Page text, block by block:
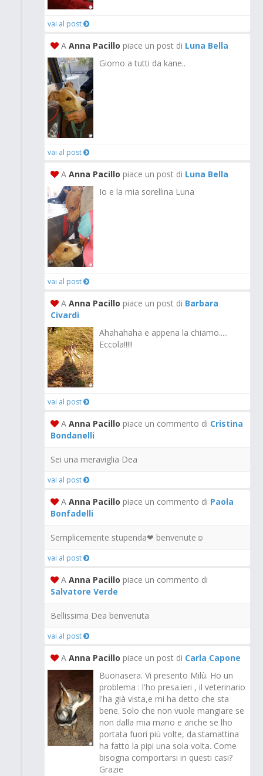
vai al post
A Anna Pacillo piace un post di Luna Bella
Giorno a tutti da kane..
vai al post
A Anna Pacillo piace un post di Luna Bella
Io e la mia sorellina Luna
vai al post
A Anna Pacillo piace un post di Barbara
Civardi
Ahahahaha e appena la chiamo.....
Eccola!!!!!
vai al post
A Anna Pacillo piace un commento di Cristina
Bondanelli
Sei una meraviglia Dea
vai al post
A Anna Pacillo piace un commento di Paola
Bonfadelli
Semplicemente stupenda❤ benvenute☺
vai al post
A Anna Pacillo piace un commento di
Salvatore Verde
Bellissima Dea benvenuta
vai al post
A Anna Pacillo piace un post di Carla Capone
Buonasera. Vi presento Milù. Ho un
problema : l'ho presa.ieri , il veterinario
l'ha già vista,e mi ha detto che sta
bene. Solo che non vuole mangiare se
non dalla mia mano e anche se lho
portata fuori più volte, da.stamattina
ha fatto la pipi una sola volta. Come
bisogna comportarsi in questi casi?
Grazie